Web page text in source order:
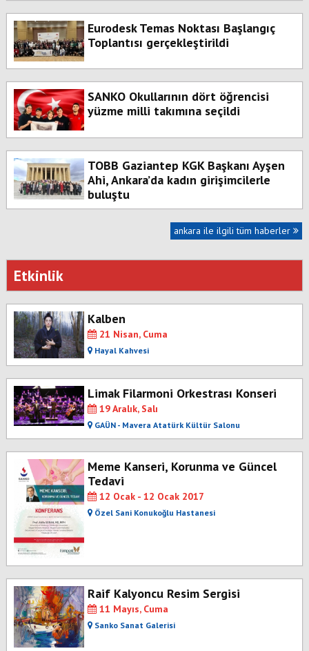
Eurodesk Temas Noktası Başlangıç
Toplantısı gerçekleştirildi
SANKO Okullarının dört öğrencisi
yüzme milli takımına seçildi
TOBB Gaziantep KGK Başkanı Ayşen
Ahi, Ankara’da kadın girişimcilerle
buluştu
ankara ile ilgili tüm haberler
Etkinlik
Kalben
21 Nisan, Cuma
Hayal Kahvesi
Limak Filarmoni Orkestrası Konseri
19 Aralık, Salı
GAÜN - Mavera Atatürk Kültür Salonu
Meme Kanseri, Korunma ve Güncel
Tedavi
12 Ocak - 12 Ocak 2017
Özel Sani Konukoğlu Hastanesi
Raif Kalyoncu Resim Sergisi
11 Mayıs, Cuma
Sanko Sanat Galerisi